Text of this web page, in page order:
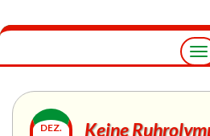
DEZ.
Keine